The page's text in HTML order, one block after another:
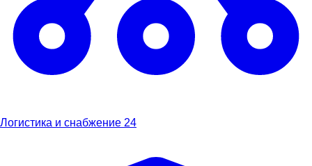
Логистика и снабжение 24